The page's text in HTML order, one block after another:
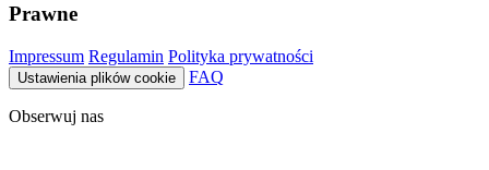
Prawne
Impressum Regulamin Polityka prywatności
Ustawienia plików cookie FAQ
Obserwuj nas